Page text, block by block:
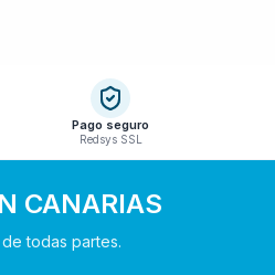
Pago seguro
Redsys SSL
CANARIAS
todas partes.